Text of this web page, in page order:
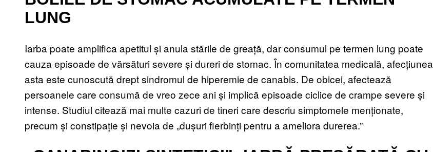
LUNG
Iarba poate amplifica apetitul și anula stările de greață, dar consumul pe termen lung poate
cauza episoade de vărsături severe și dureri de stomac. În comunitatea medicală, afecțiunea
asta este cunoscută drept sindromul de hiperemie de canabis. De obicei, afectează
persoanele care consumă de vreo zece ani și implică episoade ciclice de crampe severe și
intense. Studiul citează mai multe cazuri de tineri care descriu simptomele menționate,
precum și constipație și nevoia de „dușuri fierbinți pentru a ameliora durerea.”